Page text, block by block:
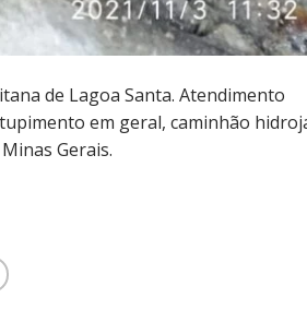
de Lagoa Santa. Atendimento
em geral, caminhão
Gerais.